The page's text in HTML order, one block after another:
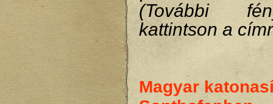
(További
kattintson a
Magyar